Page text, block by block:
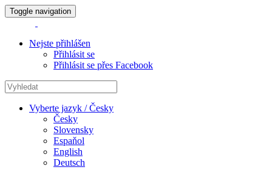
Toggle navigation
Nejste přihlášen
Přihlásit se
Přihlásit se přes Facebook
Vyberte jazyk / Česky
Česky
Slovensky
Espaňol
English
Deutsch